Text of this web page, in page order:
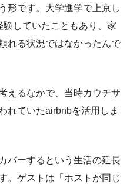
形です。大学進学で上京し
していたこともあり、家
れる状況ではなかったんで
えるなかで、当時カウチサ
れていたairbnbを活用しま
バーするという生活の延長
。ゲストは「ホストが同じ